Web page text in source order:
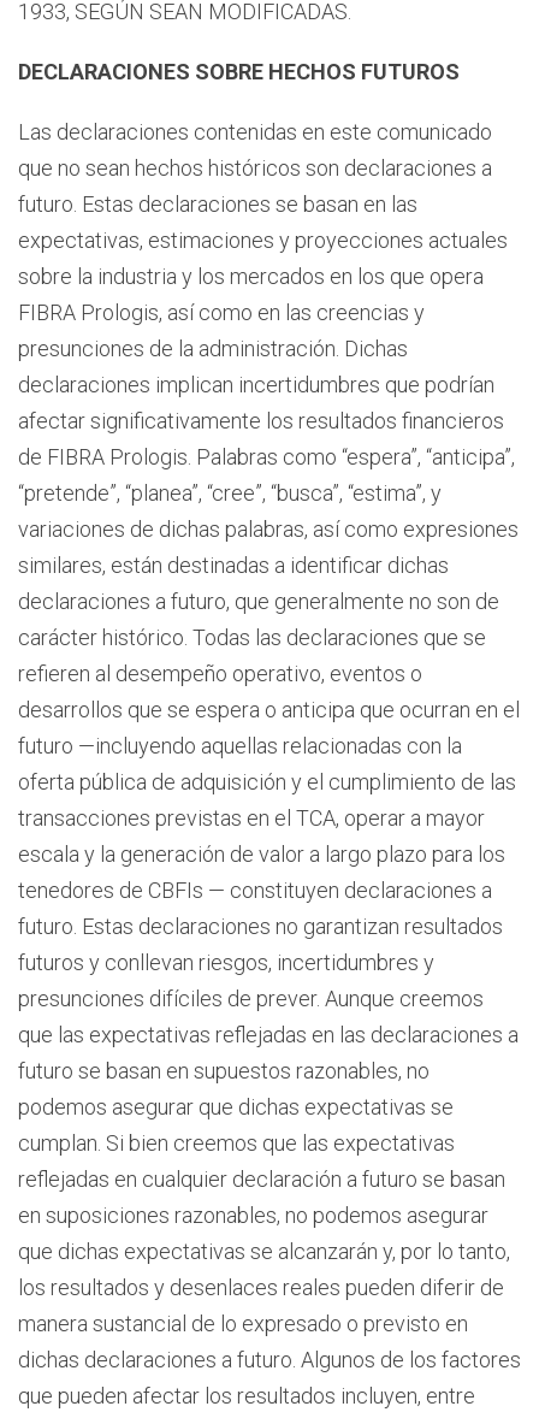
1933, SEGÚN SEAN MODIFICADAS.
DECLARACIONES SOBRE HECHOS FUTUROS
Las declaraciones contenidas en este comunicado
que no sean hechos históricos son declaraciones a
futuro. Estas declaraciones se basan en las
expectativas, estimaciones y proyecciones actuales
sobre la industria y los mercados en los que opera
FIBRA Prologis, así como en las creencias y
presunciones de la administración. Dichas
declaraciones implican incertidumbres que podrían
afectar significativamente los resultados financieros
de FIBRA Prologis. Palabras como “espera”, “anticipa”,
“pretende”, “planea”, “cree”, “busca”, “estima”, y
variaciones de dichas palabras, así como expresiones
similares, están destinadas a identificar dichas
declaraciones a futuro, que generalmente no son de
carácter histórico. Todas las declaraciones que se
refieren al desempeño operativo, eventos o
desarrollos que se espera o anticipa que ocurran en el
futuro —incluyendo aquellas relacionadas con la
oferta pública de adquisición y el cumplimiento de las
transacciones previstas en el TCA, operar a mayor
escala y la generación de valor a largo plazo para los
tenedores de CBFIs — constituyen declaraciones a
futuro. Estas declaraciones no garantizan resultados
futuros y conllevan riesgos, incertidumbres y
presunciones difíciles de prever. Aunque creemos
que las expectativas reflejadas en las declaraciones a
futuro se basan en supuestos razonables, no
podemos asegurar que dichas expectativas se
cumplan. Si bien creemos que las expectativas
reflejadas en cualquier declaración a futuro se basan
en suposiciones razonables, no podemos asegurar
que dichas expectativas se alcanzarán y, por lo tanto,
los resultados y desenlaces reales pueden diferir de
manera sustancial de lo expresado o previsto en
dichas declaraciones a futuro. Algunos de los factores
que pueden afectar los resultados incluyen, entre